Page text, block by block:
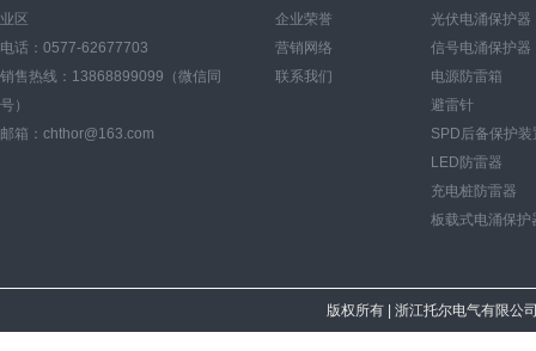
业区
电话：0577-62677703
销售热线：13868899099（微信同
号）
邮箱：chthor@163.com
企业荣誉
营销网络
联系我们
光伏电涌保护器
信号电涌保护器
电源防雷箱
避雷针
SPD后备保护装
LED防雷器
充电桩防雷器
板载式电涌保护
版权所有| 浙江托尔电气有限公